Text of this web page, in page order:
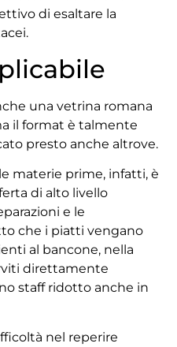
di esaltare la
una vetrina romana
il format è talmente
presto anche altrove.
materie prime, infatti, è
di alto livello
e le
che i piatti vengano
al bancone, nella
direttamente
staff ridotto anche in
nel reperire